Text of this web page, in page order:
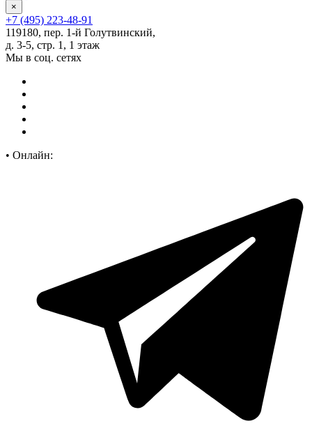
×
+7 (495) 223-48-91
119180, пер. 1-й Голутвинский,
д. 3-5, стр. 1, 1 этаж
Мы в соц. сетях
• Онлайн: